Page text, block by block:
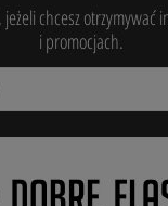
chcesz otrzymywać
i promocjach.